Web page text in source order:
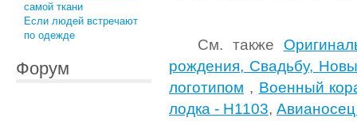
самой ткани
Если людей встречают
по одежде
Форум
См. также
рождения, Свадьбу,
логотипом , Военный
лодка - H1103,